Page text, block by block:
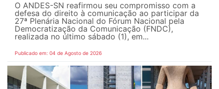
O ANDES-SN reafirmou seu compromisso com a
defesa do direito à comunicação ao participar da
27ª Plenária Nacional do Fórum Nacional pela
Democratização da Comunicação (FNDC),
realizada no último sábado (1), em...
Publicado em: 04 de Agosto de 2026